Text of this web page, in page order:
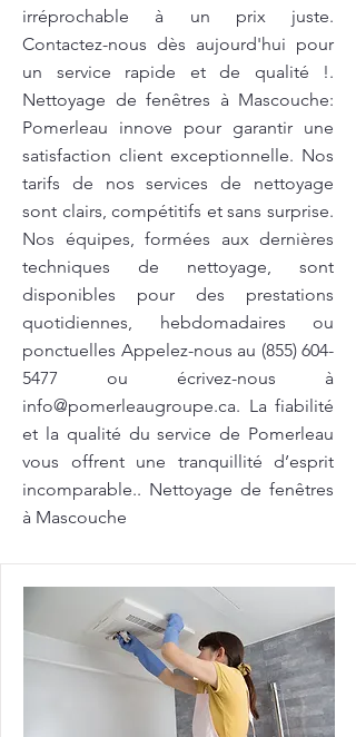
irréprochable à un prix juste.
Contactez-nous dès aujourd'hui pour
un service rapide et de qualité !.
Nettoyage de fenêtres à Mascouche:
Pomerleau innove pour garantir une
satisfaction client exceptionnelle. Nos
tarifs de nos services de nettoyage
sont clairs, compétitifs et sans surprise.
Nos équipes, formées aux dernières
techniques de nettoyage, sont
disponibles pour des prestations
quotidiennes, hebdomadaires ou
ponctuelles Appelez-nous au (855) 604-
5477 ou écrivez-nous à
info@pomerleaugroupe.ca. La fiabilité
et la qualité du service de Pomerleau
vous offrent une tranquillité d’esprit
incomparable.. Nettoyage de fenêtres
à Mascouche